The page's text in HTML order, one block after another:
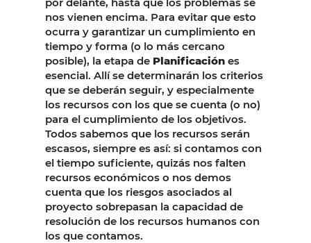
nos vienen encima. Para evitar que esto
ocurra y garantizar un cumplimiento en
tiempo y forma (o lo más cercano
posible), la etapa de Planificación es
esencial. Allí se determinarán los criterios
que se deberán seguir, y especialmente
los recursos con los que se cuenta (o no)
para el cumplimiento de los objetivos.
Todos sabemos que los recursos serán
escasos, siempre es así: si contamos con
el tiempo suficiente, quizás nos falten
recursos económicos o nos demos
cuenta que los riesgos asociados al
proyecto sobrepasan la capacidad de
resolución de los recursos humanos con
los que contamos.